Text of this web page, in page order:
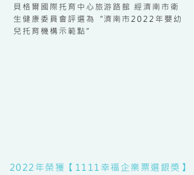
貝格爾國際托育中心旅游路館 經濟南市衛
生健康委員會評選為“濟南市2022年嬰幼
兒托育機構示範點”
2022年榮獲【1111幸福企業票選銀獎】